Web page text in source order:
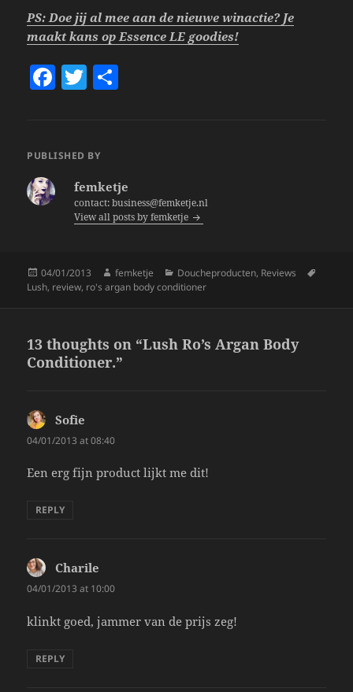
PS: Doe jij al mee aan de nieuwe winactie? Je
maakt kans op Essence LE goodies!
F
e
T
er
PUBLISHED BY
femketje
contact: business@femketje.nl
View all posts by femketje
Posted
on
04/01/2013 Author
femketje Categories
Doucheproducten, Reviews
Lush, review, ro's argan body conditioner
13 thoughts on “Lush Ro’s Argan Body
Conditioner.”
Sofie
04/01/2013 at 08:40
Een erg fijn product lijkt me dit!
REPLY
Charile
04/01/2013 at 10:00
klinkt goed, jammer van de prijs zeg!
REPLY